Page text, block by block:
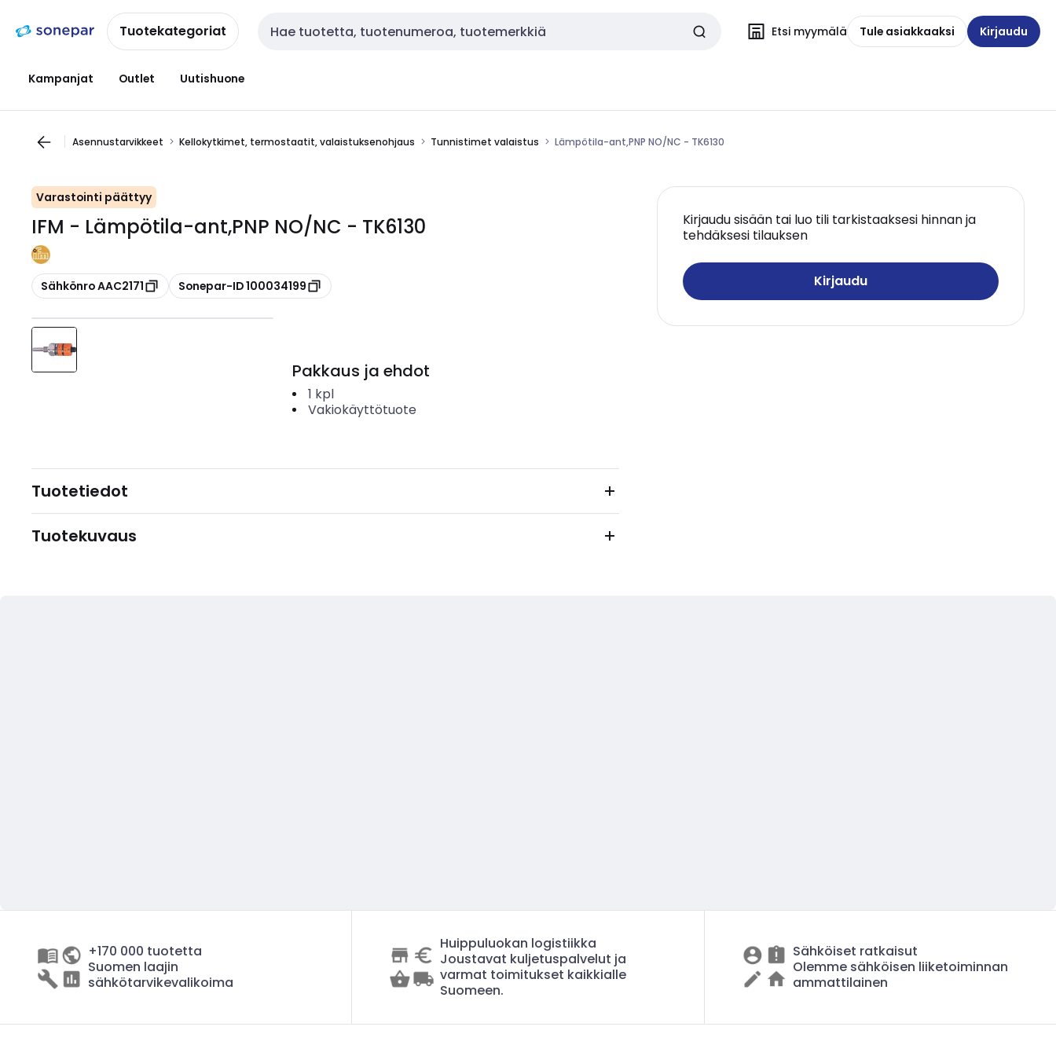
navigointiinsisältöönTuotekategoriat Haku Etsi myymälä Tule asiakkaaksi Kirjaudu
Kampanjat Outlet Uutishuone
Asennustarvikkeet Kellokytkimet, termostaatit, valaistuksenohjaus Tunnistimet valaistus Lämpötila-ant,PNP NO/NC - TK6130
Varastointi päättyy
IFM - Lämpötila-ant,PNP NO/NC - TK6130
Kopioi
Sähkönro AAC2171 Kopioi
Sonepar-ID 100034199
Kirjaudu sisään tai luo tili tarkistaaksesi hinnan ja
tehdäksesi tilauksen
Kirjaudu
Pakkaus ja ehdot
1 kpl
Vakiokäyttötuote
Tuotetiedot
Tuotekuvaus
+170 000 tuotetta
Suomen laajin
sähkötarvikevalikoima
Huippuluokan logistiikka
Joustavat kuljetuspalvelut ja
varmat toimitukset kaikkialle
Suomeen.
Sähköiset ratkaisut
Olemme sähköisen liiketoiminnan
ammattilainen